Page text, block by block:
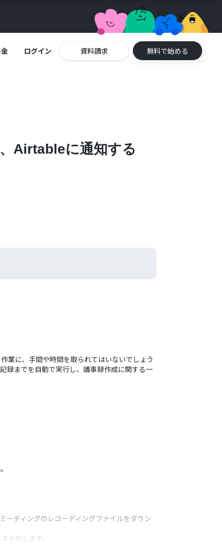
ログイン 資料請求 無料で始める
Airtableに通知する
業に、手間や時間を取られてはいないでしょう
録までを自動で実行し、議事録作成に関する一
ーティングのレコーディングファイルをダウン
ト化します。